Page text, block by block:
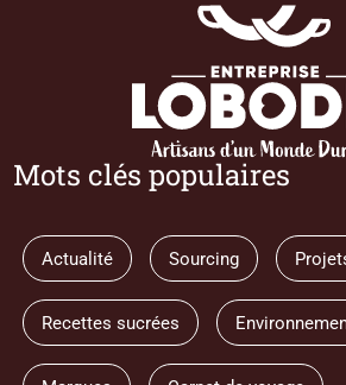
Mots clés populaires
Actualité Sourcing
Recettes sucrées